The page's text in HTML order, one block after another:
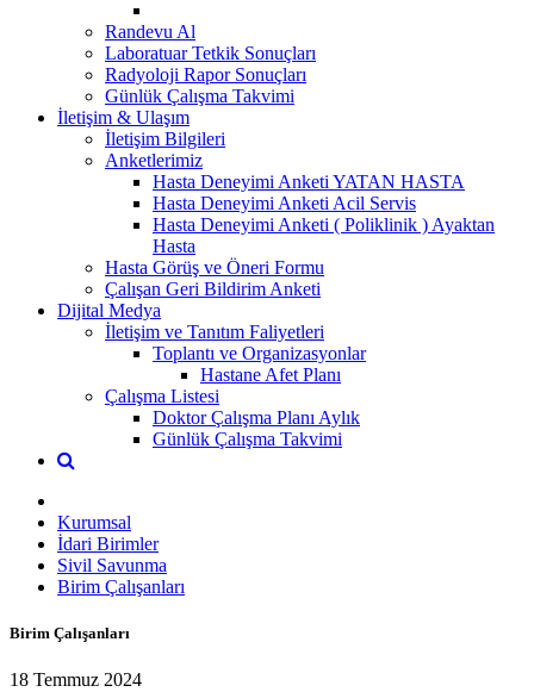
Randevu Al
Laboratuar Tetkik Sonuçları
Radyoloji Rapor Sonuçları
Günlük Çalışma Takvimi
İletişim & Ulaşım
İletişim Bilgileri
Anketlerimiz
Hasta Deneyimi Anketi YATAN HASTA
Hasta Deneyimi Anketi Acil Servis
Hasta Deneyimi Anketi ( Poliklinik ) Ayaktan
Hasta
Hasta Görüş ve Öneri Formu
Çalışan Geri Bildirim Anketi
Dijital Medya
İletişim ve Tanıtım Faliyetleri
Toplantı ve Organizasyonlar
Hastane Afet Planı
Çalışma Listesi
Doktor Çalışma Planı Aylık
Günlük Çalışma Takvimi
Kurumsal
İdari Birimler
Sivil Savunma
Birim Çalışanları
Birim Çalışanları
18 Temmuz 2024